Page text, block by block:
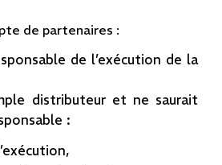
de partenaires :
de l’exécution de la
distributeur et ne saurait
: